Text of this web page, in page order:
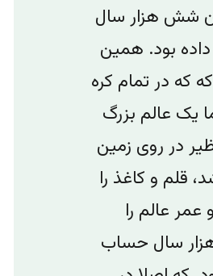
شش هزار سال
بود. همین
که در تمام کره
یک عالم بزرگ
در روی زمین
قلم و کاغذ را
عمر عالم را
سال حساب